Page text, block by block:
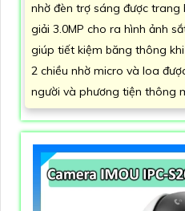
nhờ đèn trợ sáng được trang
giải 3.0MP cho ra hình ảnh
giúp tiết kiệm băng thông
2 chiều nhờ micro và loa
người và phương tiện thông